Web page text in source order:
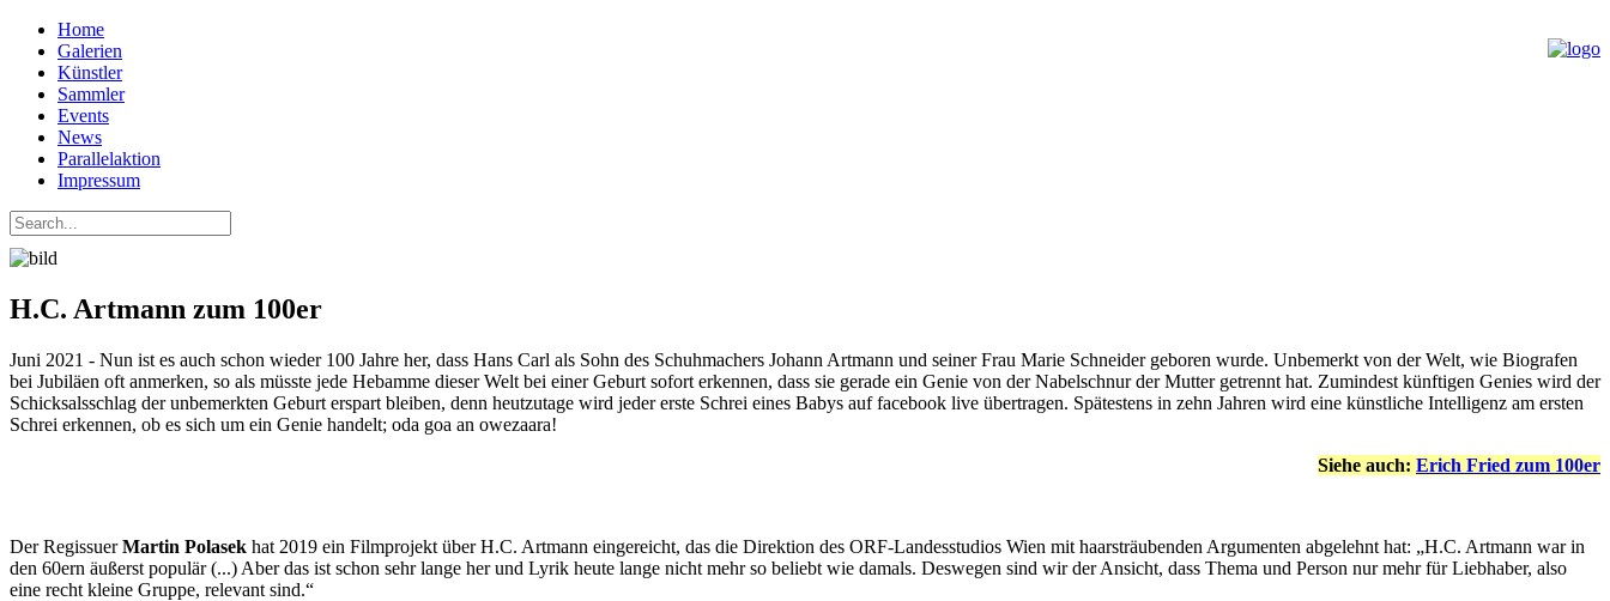
Home
Galerien
Künstler
Sammler
Events
News
Parallelaktion
Impressum
H.C. Artmann zum 100er
Juni 2021 - Nun ist es auch schon wieder 100 Jahre her, dass Hans Carl als Sohn des Schuhmachers Johann Artmann und seiner Frau Marie Schneider geboren wurde. Unbemerkt von der Welt, wie Biografen
bei Jubiläen oft anmerken, so als müsste jede Hebamme dieser Welt bei einer Geburt sofort erkennen, dass sie gerade ein Genie von der Nabelschnur der Mutter getrennt hat. Zumindest künftigen Genies wird der
Schicksalsschlag der unbemerkten Geburt erspart bleiben, denn heutzutage wird jeder erste Schrei eines Babys auf facebook live übertragen. Spätestens in zehn Jahren wird eine künstliche Intelligenz am ersten
Schrei erkennen, ob es sich um ein Genie handelt; oda goa an owezaara!
Siehe auch: Erich Fried zum 100er
Der RegissuerMartin Polasek hat 2019 ein Filmprojekt über H.C. Artmann eingereicht, das die Direktion des ORF-Landesstudios Wien mit haarsträubenden Argumenten abgelehnt hat: „H.C. Artmann war in
den 60ern äußerst populär (...) Aber das ist schon sehr lange her und Lyrik heute lange nicht mehr so beliebt wie damals. Deswegen sind wir der Ansicht, dass Thema und Person nur mehr für Liebhaber, also
eine recht kleine Gruppe, relevant sind.“